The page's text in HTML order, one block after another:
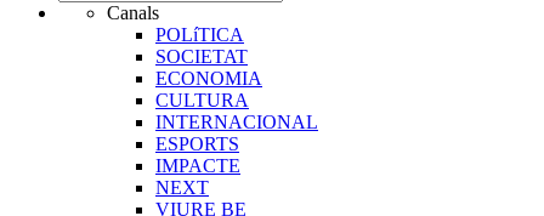
Canals
POLíTICA
SOCIETAT
ECONOMIA
CULTURA
INTERNACIONAL
ESPORTS
IMPACTE
NEXT
VIURE BE